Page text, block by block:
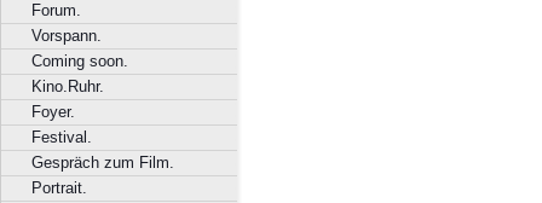
Forum.
Vorspann.
Coming soon.
Kino.Ruhr.
Foyer.
Festival.
Gespräch zum Film.
Portrait.